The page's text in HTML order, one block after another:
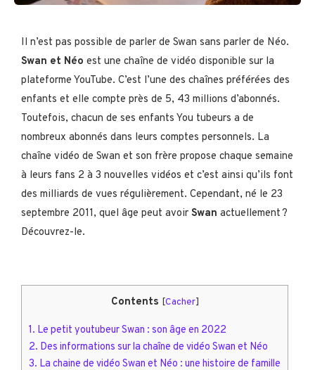
Il n’est pas possible de parler de Swan sans parler de Néo.
Swan et Néo est une chaîne de vidéo disponible sur la
plateforme YouTube. C’est l’une des chaînes préférées des
enfants et elle compte près de 5, 43 millions d’abonnés.
Toutefois, chacun de ses enfants You tubeurs a de
nombreux abonnés dans leurs comptes personnels. La
chaîne vidéo de Swan et son frère propose chaque semaine
à leurs fans 2 à 3 nouvelles vidéos et c’est ainsi qu’ils font
des milliards de vues régulièrement. Cependant, né le 23
septembre 2011, quel âge peut avoir Swan actuellement ?
Découvrez-le.
Contents [Cacher]
1. Le petit youtubeur Swan : son âge en 2022
2. Des informations sur la chaîne de vidéo Swan et Néo
3. La chaine de vidéo Swan et Néo : une histoire de famille